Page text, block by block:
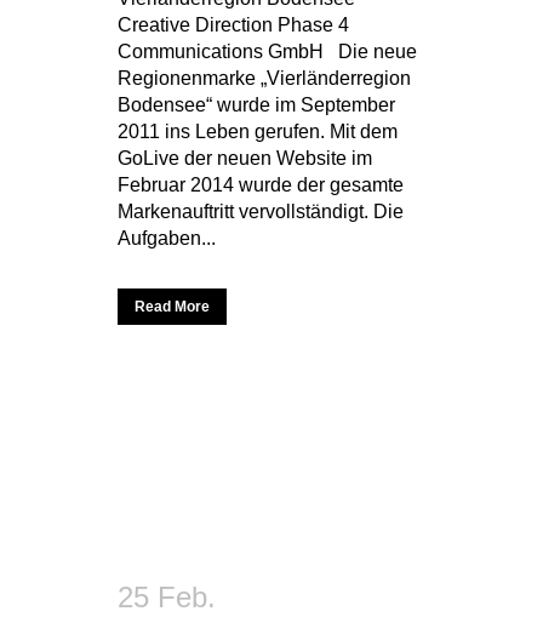
Creative Direction Phase 4
Communications GmbH Die neue
Regionenmarke „Vierländerregion
Bodensee“ wurde im September
2011 ins Leben gerufen. Mit dem
GoLive der neuen Website im
Februar 2014 wurde der gesamte
Markenauftritt vervollständigt. Die
Aufgaben...
Read More
25 Feb.